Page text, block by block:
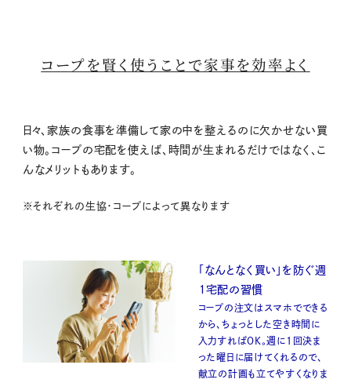
コープを賢く使うことで家事を効率よく
日々、家族の食事を準備して家の中を整えるのに欠かせない買
い物。コープの宅配を使えば、時間が生まれるだけではなく、こ
んなメリットもあります。
※それぞれの生協・コープによって異なります
「なんとなく買い」を防ぐ週
１宅配の習慣
コープの注文はスマホでできる
から、ちょっとした空き時間に
入力すればOK。週に1回決ま
った曜日に届けてくれるので、
献立の計画も立てやすくなりま